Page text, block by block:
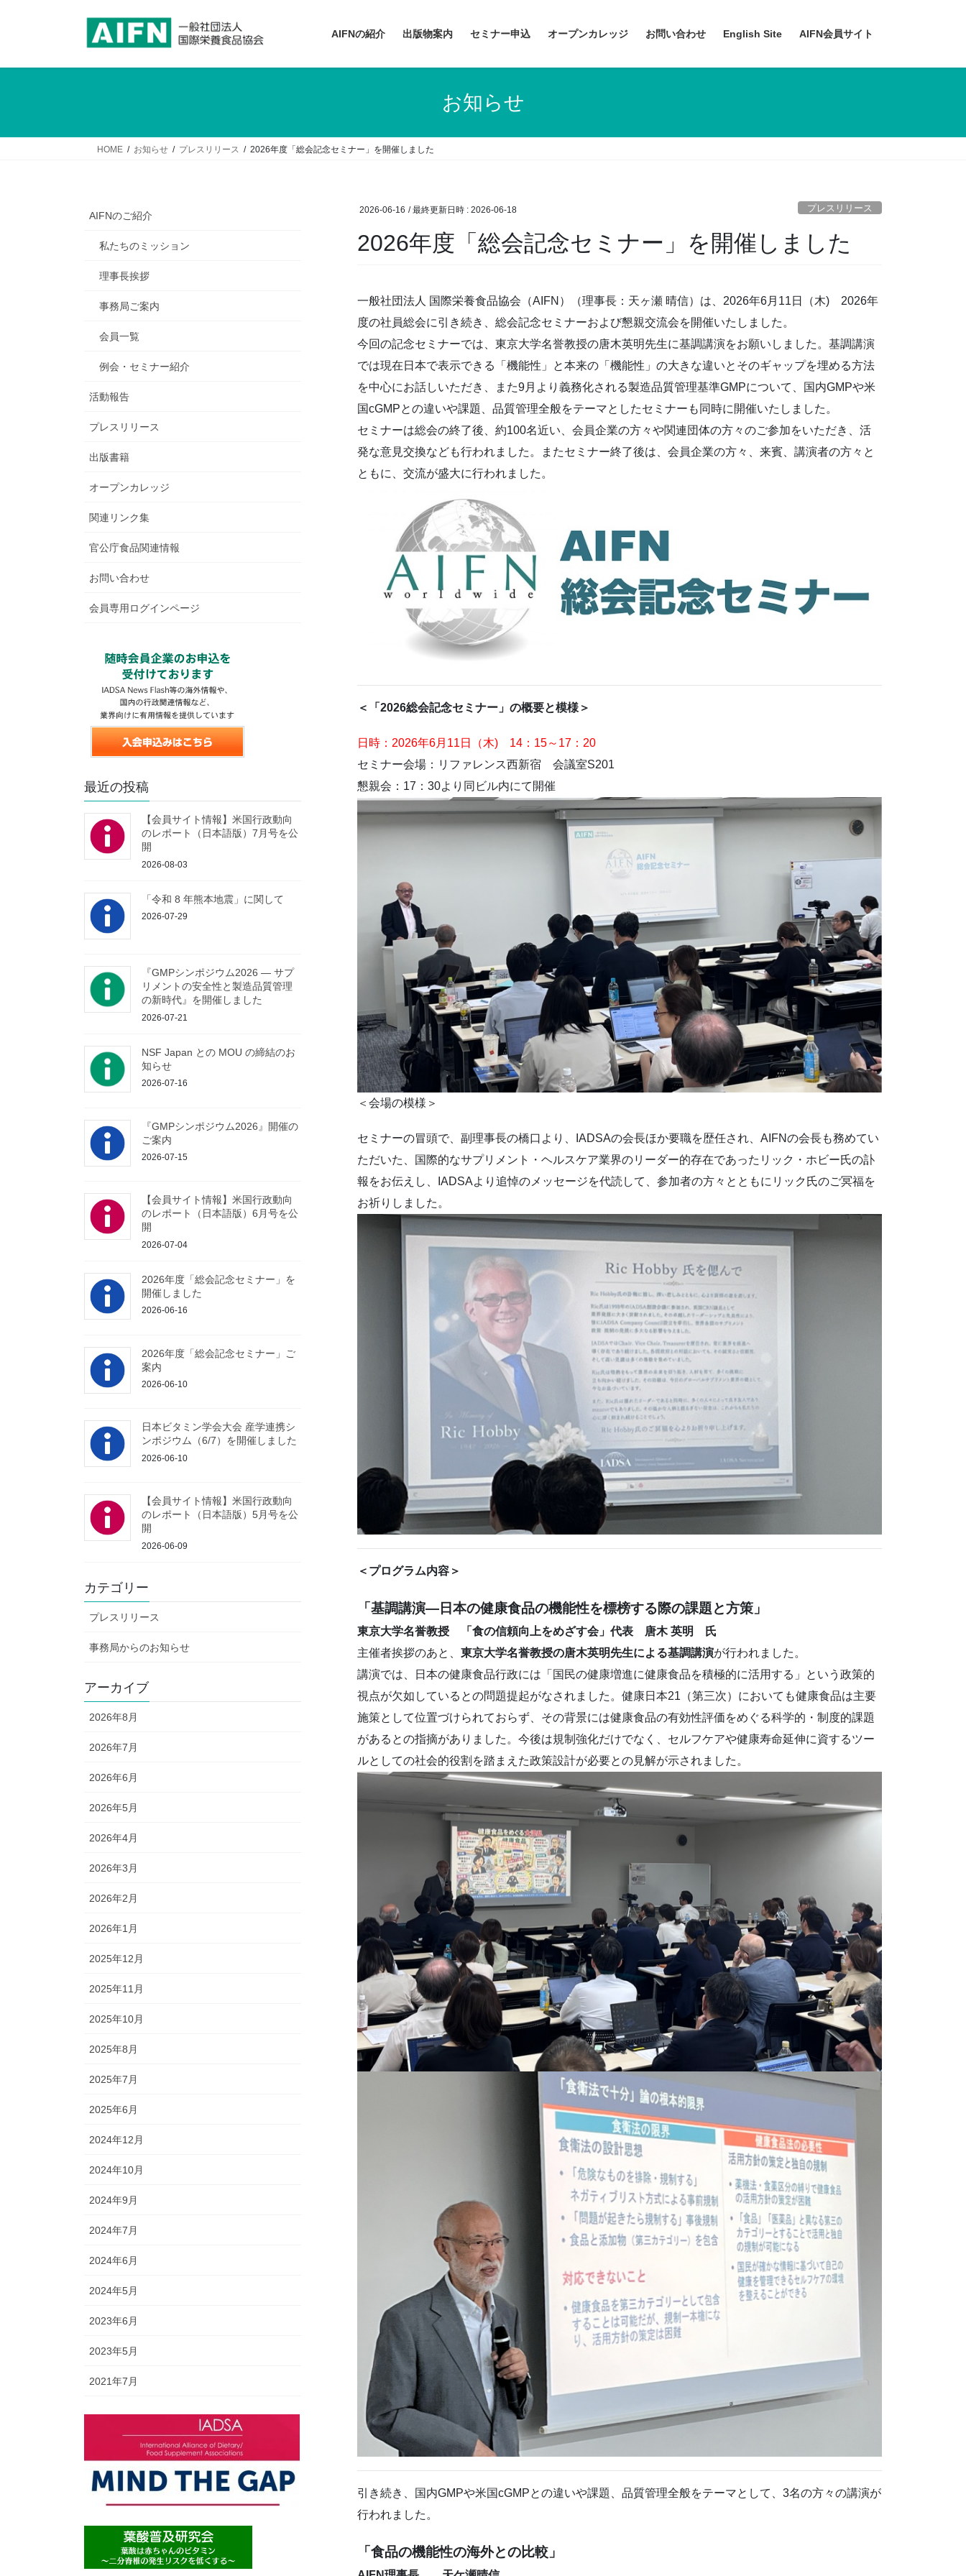
AIFNの紹介 出版物案内 セミナー申込 オープンカレッジ お問い合わせ English Site AIFN会員サイト
お知らせ
HOME お知らせ プレスリリース 2026年度「総会記念セミナー」を開催しました
2026-06-16 / 最終更新日時 : 2026-06-18 プレスリリース
2026年度「総会記念セミナー」を開催しました
一般社団法人 国際栄養食品協会（AIFN）（理事長：天ヶ瀬 晴信）は、2026年6月11日（木) 2026年
度の社員総会に引き続き、総会記念セミナーおよび懇親交流会を開催いたしました。
今回の記念セミナーでは、東京大学名誉教授の唐木英明先生に基調講演をお願いしました。基調講演
では現在日本で表示できる「機能性」と本来の「機能性」の大きな違いとそのギャップを埋める方法
を中心にお話しいただき、また9月より義務化される製造品質管理基準GMPについて、国内GMPや米
国cGMPとの違いや課題、品質管理全般をテーマとしたセミナーも同時に開催いたしました。
セミナーは総会の終了後、約100名近い、会員企業の方々や関連団体の方々のご参加をいただき、活
発な意見交換なども行われました。またセミナー終了後は、会員企業の方々、来賓、講演者の方々と
ともに、交流が盛大に行われました。
＜「2026総会記念セミナー」の概要と模様＞
日時：2026年6月11日（木) 14：15～17：20
セミナー会場：リファレンス西新宿 会議室S201
懇親会：17：30より同ビル内にて開催
＜会場の模様＞
セミナーの冒頭で、副理事長の橋口より、IADSAの会長ほか要職を歴任され、AIFNの会長も務めてい
ただいた、国際的なサプリメント・ヘルスケア業界のリーダー的存在であったリック・ホビー氏の訃
報をお伝えし、IADSAより追悼のメッセージを代読して、参加者の方々とともにリック氏のご冥福を
お祈りしました。
＜プログラム内容＞
「基調講演―日本の健康食品の機能性を標榜する際の課題と方策」
東京大学名誉教授 「食の信頼向上をめざす会」代表 唐木 英明 氏
主催者挨拶のあと、 東京大学名誉教授の唐木英明先生による基調講演が行われました。
講演では、日本の健康食品行政には「国民の健康増進に健康食品を積極的に活用する」という政策的
視点が欠如しているとの問題提起がなされました。健康日本21（第三次）においても健康食品は主要
施策として位置づけられておらず、その背景には健康食品の有効性評価をめぐる科学的・制度的課題
があるとの指摘がありました。今後は規制強化だけでなく、セルフケアや健康寿命延伸に資するツー
ルとしての社会的役割を踏まえた政策設計が必要との見解が示されました。
引き続き、国内GMPや米国cGMPとの違いや課題、品質管理全般をテーマとして、3名の方々の講演が
行われました。
「食品の機能性の海外との比較」
AIFNのご紹介
私たちのミッション
理事長挨拶
事務局ご案内
会員一覧
例会・セミナー紹介
活動報告
プレスリリース
出版書籍
オープンカレッジ
関連リンク集
官公庁食品関連情報
お問い合わせ
会員専用ログインページ
最近の投稿
【会員サイト情報】米国行政動向
のレポート（日本語版）7月号を公
開
2026-08-03
「令和 8 年熊本地震」に関して
2026-07-29
『GMPシンポジウム2026 ― サプ
リメントの安全性と製造品質管理
の新時代』を開催しました
2026-07-21
NSF Japan との MOU の締結のお
知らせ
2026-07-16
『GMPシンポジウム2026』開催の
ご案内
2026-07-15
【会員サイト情報】米国行政動向
のレポート（日本語版）6月号を公
開
2026-07-04
2026年度「総会記念セミナー」を
開催しました
2026-06-16
2026年度「総会記念セミナー」ご
案内
2026-06-10
日本ビタミン学会大会 産学連携シ
ンポジウム（6/7）を開催しました
2026-06-10
【会員サイト情報】米国行政動向
のレポート（日本語版）5月号を公
開
2026-06-09
カテゴリー
プレスリリース
事務局からのお知らせ
アーカイブ
2026年8月
2026年7月
2026年6月
2026年5月
2026年4月
2026年3月
2026年2月
2026年1月
2025年12月
2025年11月
2025年10月
2025年8月
2025年7月
2025年6月
2024年12月
2024年10月
2024年9月
2024年7月
2024年6月
2024年5月
2023年6月
2023年5月
2021年7月